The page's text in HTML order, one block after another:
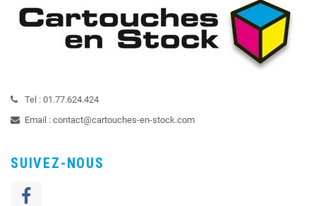
Tel : 01.77.624.424
Email : contact@cartouches-en-stock.com
SUIVEZ-NOUS